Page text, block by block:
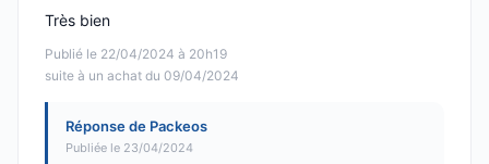
Publié le 22/04/2024 à 20h19
suite à un achat du 09/04/2024
Très bien
Réponse de Packeos
Publiée le 23/04/2024